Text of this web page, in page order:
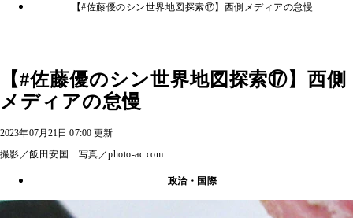
【#佐藤優のシン世界地図探索⑰】西側メディアの怠慢
【#佐藤優のシン世界地図探索⑰】西側
メディアの怠慢
2023年07月21日 07:00 更新
撮影／飯田安国 写真／photo-ac.com
政治・国際